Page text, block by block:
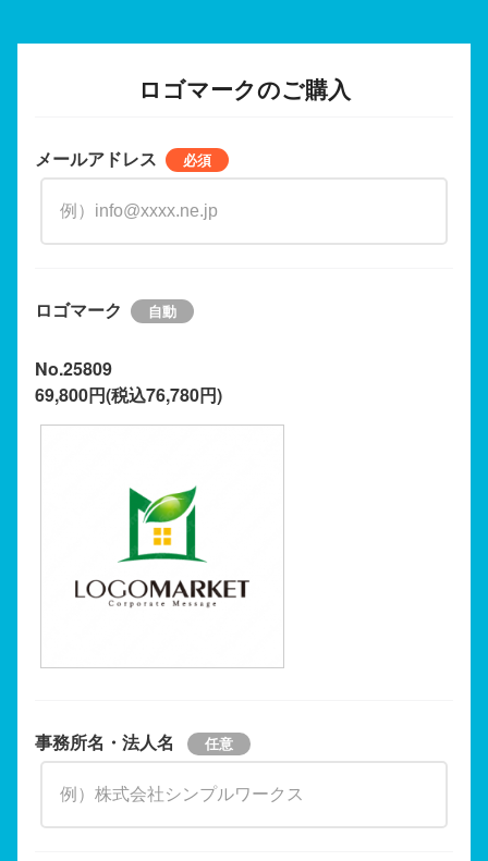
ロゴマークのご購入
メールアドレス
ロゴマーク
No.25809
69,800円(税込76,780円)
事務所名・法人名